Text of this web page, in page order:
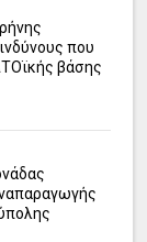
που
βάσης